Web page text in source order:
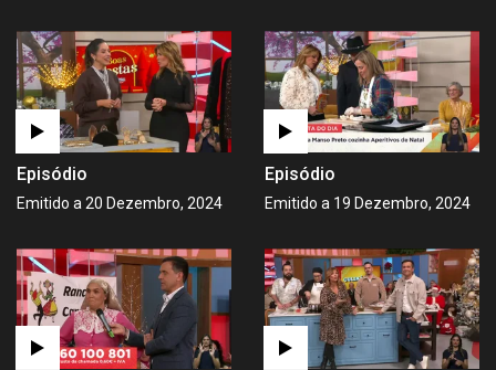
Episódio
Emitido a 20 Dezembro, 2024
Episódio
Emitido a 19 Dezembro, 2024